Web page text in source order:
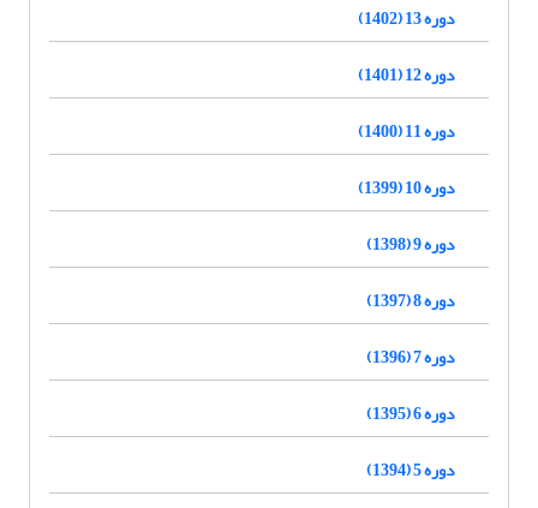
دوره 13 (1402)
دوره 12 (1401)
دوره 11 (1400)
دوره 10 (1399)
دوره 9 (1398)
دوره 8 (1397)
دوره 7 (1396)
دوره 6 (1395)
دوره 5 (1394)